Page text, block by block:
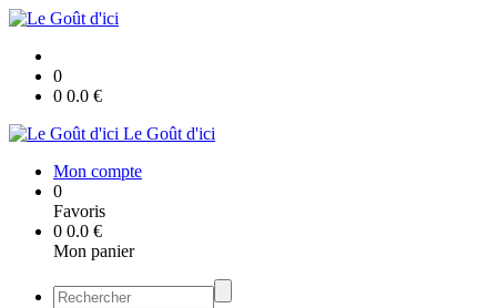
0
0 0.0 €
Le Goût d'ici
Mon compte
0
Favoris
0 0.0 €
Mon panier